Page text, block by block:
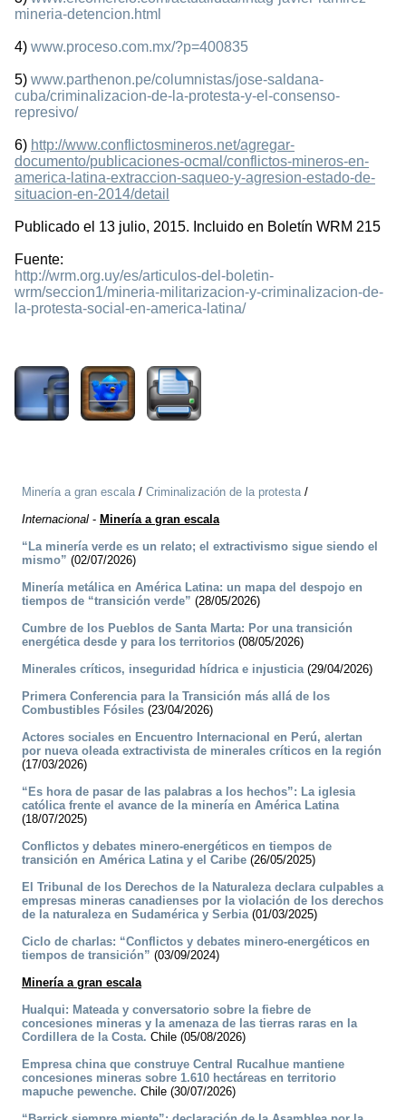
mineria-detencion.html
4) www.proceso.com.mx/?p=400835
5) www.parthenon.pe/columnistas/jose-saldana-
cuba/criminalizacion-de-la-protesta-y-el-consenso-
represivo/
6) http://www.conflictosmineros.net/agregar-
documento/publicaciones-ocmal/conflictos-mineros-en-
america-latina-extraccion-saqueo-y-agresion-estado-de-
situacion-en-2014/detail
Publicado el 13 julio, 2015. Incluido en Boletín WRM 215
Fuente:
http://wrm.org.uy/es/articulos-del-boletin-
wrm/seccion1/mineria-militarizacion-y-criminalizacion-de-
la-protesta-social-en-america-latina/
Minería a gran escala/ Criminalización de la protesta/
Internacional - Minería a gran escala
“La minería verde es un relato; el extractivismo sigue siendo el
mismo” (02/07/2026)
Minería metálica en América Latina: un mapa del despojo en
tiempos de “transición verde” (28/05/2026)
Cumbre de los Pueblos de Santa Marta: Por una transición
energética desde y para los territorios (08/05/2026)
Minerales críticos, inseguridad hídrica e injusticia(29/04/2026)
Primera Conferencia para la Transición más allá de los
Combustibles Fósiles (23/04/2026)
Actores sociales en Encuentro Internacional en Perú, alertan
por nueva oleada extractivista de minerales críticos en la región
(17/03/2026)
“Es hora de pasar de las palabras a los hechos”: La iglesia
católica frente el avance de la minería en América Latina
(18/07/2025)
Conflictos y debates minero-energéticos en tiempos de
transición en América Latina y el Caribe (26/05/2025)
El Tribunal de los Derechos de la Naturaleza declara culpables a
empresas mineras canadienses por la violación de los derechos
de la naturaleza en Sudamérica y Serbia(01/03/2025)
Ciclo de charlas: “Conflictos y debates minero-energéticos en
tiempos de transición” (03/09/2024)
Minería a gran escala
Hualqui: Mateada y conversatorio sobre la fiebre de
concesiones mineras y la amenaza de las tierras raras en la
Cordillera de la Costa. Chile (05/08/2026)
Empresa china que construye Central Rucalhue mantiene
concesiones mineras sobre 1.610 hectáreas en territorio
mapuche pewenche. Chile (30/07/2026)